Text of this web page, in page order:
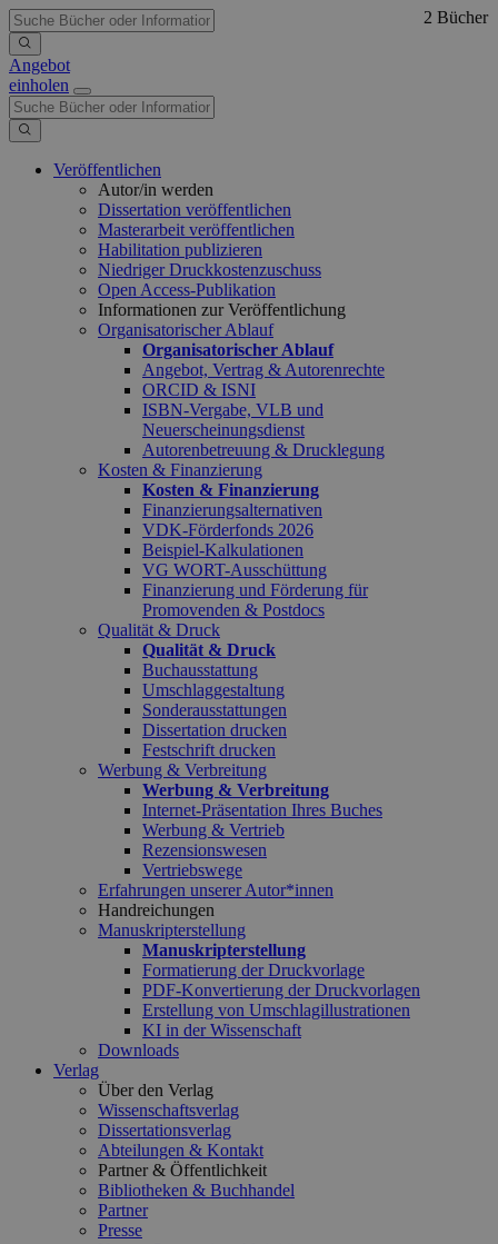
Angebot
einholen
Veröffentlichen
Autor/in werden
Dissertation veröffentlichen
Masterarbeit veröffentlichen
Habilitation publizieren
Niedriger Druckkostenzuschuss
Open Access-Publikation
Informationen zur Veröffentlichung
Organisatorischer Ablauf
Organisatorischer Ablauf
Angebot, Vertrag & Autorenrechte
ORCID & ISNI
ISBN-Vergabe, VLB und
Neuerscheinungsdienst
Autorenbetreuung & Drucklegung
Kosten & Finanzierung
Kosten & Finanzierung
Finanzierungsalternativen
VDK-Förderfonds 2026
Beispiel-Kalkulationen
VG WORT-Ausschüttung
Finanzierung und Förderung für
Promovenden & Postdocs
Qualität & Druck
Qualität & Druck
Buchausstattung
Umschlaggestaltung
Sonderausstattungen
Dissertation drucken
Festschrift drucken
Werbung & Verbreitung
Werbung & Verbreitung
Internet-Präsentation Ihres Buches
Werbung & Vertrieb
Rezensionswesen
Vertriebswege
Erfahrungen unserer Autor*innen
Handreichungen
Manuskripterstellung
Manuskripterstellung
Formatierung der Druckvorlage
PDF-Konvertierung der Druckvorlagen
Erstellung von Umschlagillustrationen
KI in der Wissenschaft
Downloads
Verlag
Über den Verlag
Wissenschaftsverlag
Dissertationsverlag
Abteilungen & Kontakt
Partner & Öffentlichkeit
Bibliotheken & Buchhandel
Partner
Presse
2 Bücher